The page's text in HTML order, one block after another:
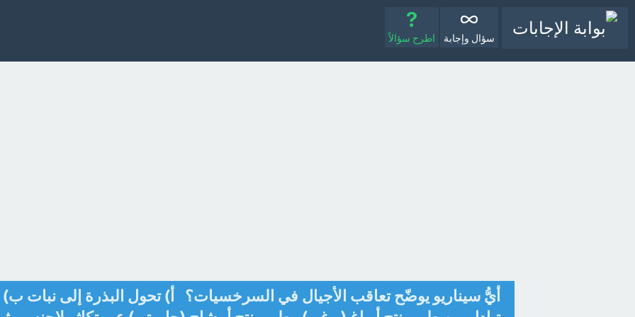
سؤال وإجابة اطرح سؤالاً
أيُّ سيناريو يوضّح تعاقب الأجيال في السرخسيات؟ أ) تحول البذرة إلى نبات ب)